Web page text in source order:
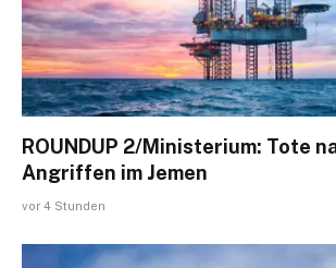
ROUNDUP 2/Ministerium: Tote
Angriffen im Jemen
vor 4 Stunden